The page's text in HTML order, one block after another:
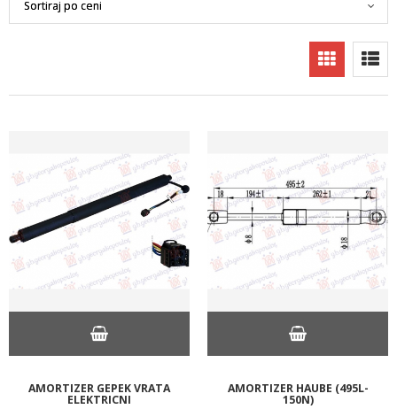
AMORTIZER GEPEK VRATA
ELEKTRICNI
AMORTIZER HAUBE (495L-
150N)